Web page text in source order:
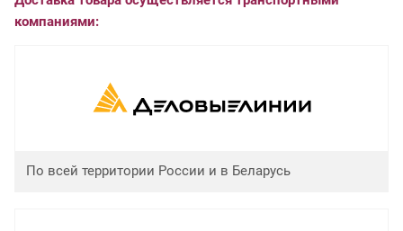
компаниями:
По всей территории России и в Беларусь